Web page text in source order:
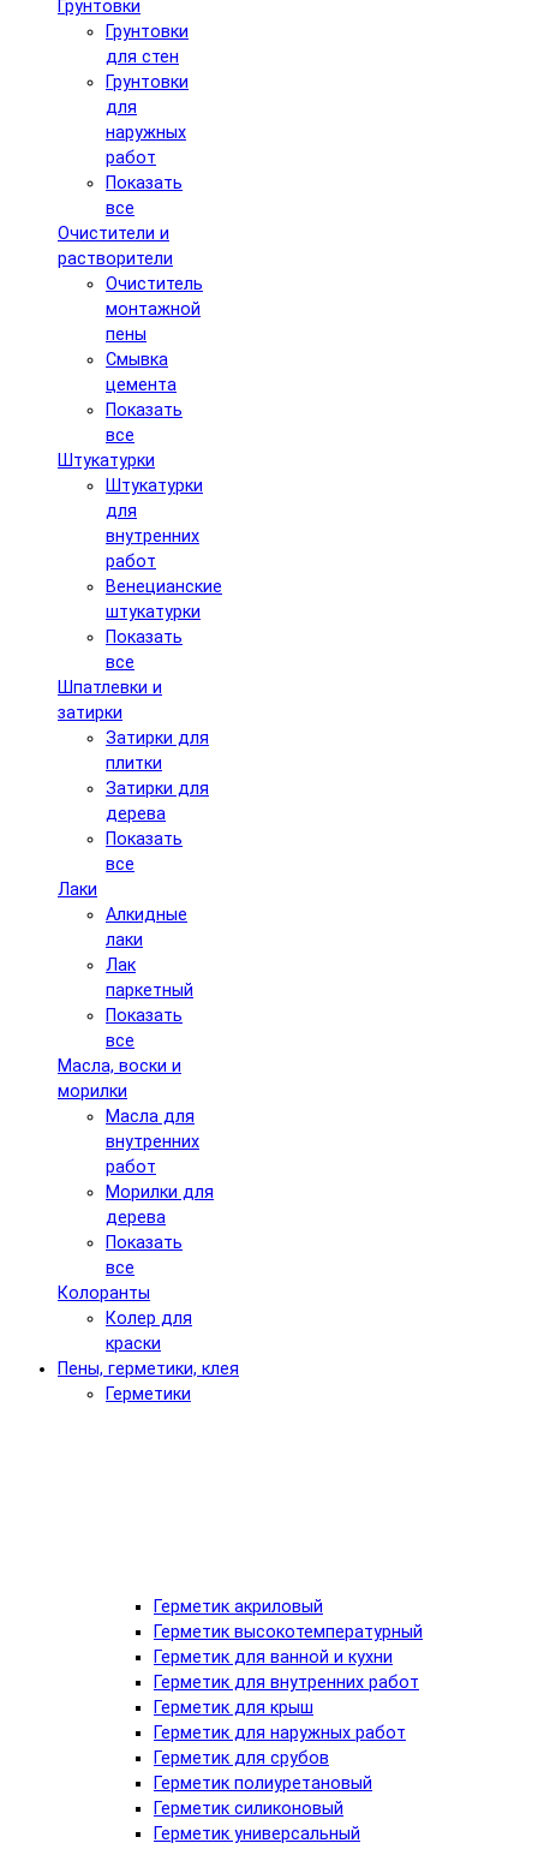
Грунтовки
Грунтовки
для стен
Грунтовки
для
наружных
работ
Показать
все
Очистители и
растворители
Очиститель
монтажной
пены
Смывка
цемента
Показать
все
Штукатурки
Штукатурки
для
внутренних
работ
Венецианские
штукатурки
Показать
все
Шпатлевки и
затирки
Затирки для
плитки
Затирки для
дерева
Показать
все
Лаки
Алкидные
лаки
Лак
паркетный
Показать
все
Масла, воски и
морилки
Масла для
внутренних
работ
Морилки для
дерева
Показать
все
Колоранты
Колер для
краски
Пены, герметики, клея
Герметики
Герметик акриловый
Герметик высокотемпературный
Герметик для ванной и кухни
Герметик для внутренних работ
Герметик для крыш
Герметик для наружных работ
Герметик для срубов
Герметик полиуретановый
Герметик силиконовый
Герметик универсальный